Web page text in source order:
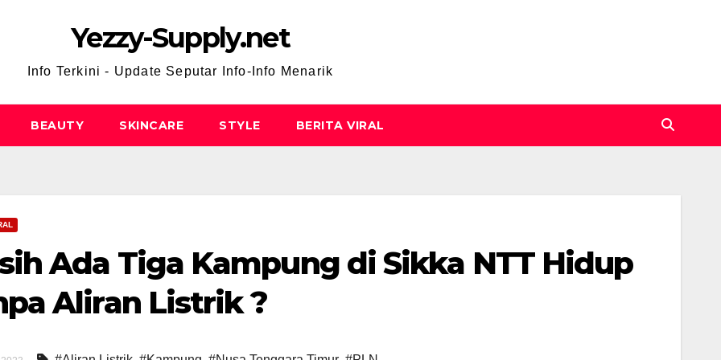
Yezzy-Supply.net
Info Terkini - Update Seputar Info-Info Menarik
BEAUTY SKINCARE STYLE BERITA VIRAL
Ada Tiga Kampung di Sikka NTT Hidup
Aliran Listrik ?